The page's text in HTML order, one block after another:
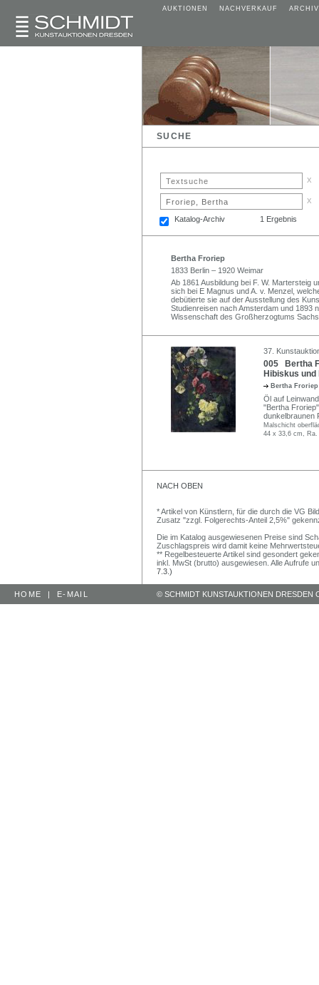
AUKTIONEN NACHVERKAUF ARCHIV
SUCHE
x
x
Katalog-Archiv 1 Ergebnis
Bertha Froriep
1833 Berlin – 1920 Weimar
Ab 1861 Ausbildung bei F. W. Martersteig
sich bei E Magnus und A. v. Menzel,
debütierte sie auf der Ausstellung des
Studienreisen nach Amsterdam und 1893
Wissenschaft des Großherzogtums
37.
005 Bertha
Hibiskus und
Bertha
Öl auf
"Bertha
dunkelbraunen
Malschicht
44 x 33,6 cm,
NACH OBEN
* Artikel von Künstlern, für die durch die VG
Zusatz "zzgl. Folgerechts-Anteil 2,5%"
Die im Katalog ausgewiesenen Preise sind
Zuschlagspreis wird damit keine
** Regelbesteuerte Artikel sind gesondert
inkl. MwSt (brutto) ausgewiesen. Alle Aufrufe
7.3.)
HOME | E-MAIL © SCHMIDT KUNSTAUKTIONEN DRESDEN